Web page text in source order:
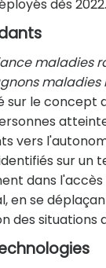
dès 2022.
maladies
maladies
sur le concept
vers
sur un
dans
en se
des situations